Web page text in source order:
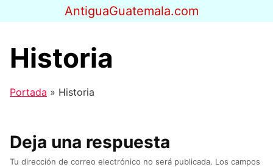
al
AntiguaGuatemala.com
Historia
Portada » Historia
Deja una respuesta
Tu dirección de correo electrónico no será publicada. Los campos